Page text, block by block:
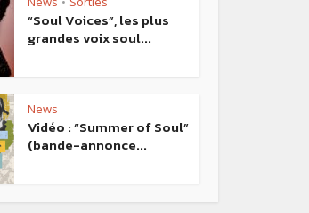
“Soul Voices”, les plus
grandes voix soul...
News
Vidéo : “Summer of Soul”
(bande-annonce...